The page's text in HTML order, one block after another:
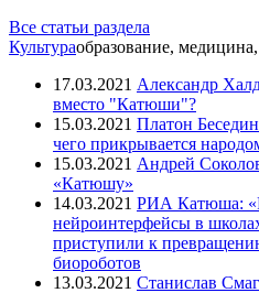
Все статьи раздела
Культураобразование,
17.03.2021 Александр
вместо "Катюши"?
15.03.2021 Платон
чего прикрывается
15.03.2021 Андрей
«Катюшу»
14.03.2021 РИА Катюша:
нейроинтерфейсы в
приступили к
биороботов
13.03.2021 Станислав